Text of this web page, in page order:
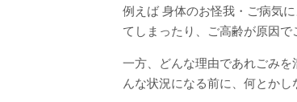
例えば 身体のお怪我・ご病気
てしまったり、ご高齢が原因で
一方、どんな理由であれごみ
んな状況になる前に、何とか